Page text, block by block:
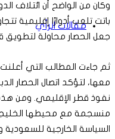
مقالات الرأي
وكان من الواضح أن ائتلاف
باتت تلعب أدوارًا إقليمية
جعل الحصار محاولة لتطويق
ثم جاءت المطالب التي أعلنت
معها، لتؤكد اتصال الحصار
نفوذ قطر الإقليمي. ومن
منسجمة مع محيطها
السياسة الخارجية للسعودية